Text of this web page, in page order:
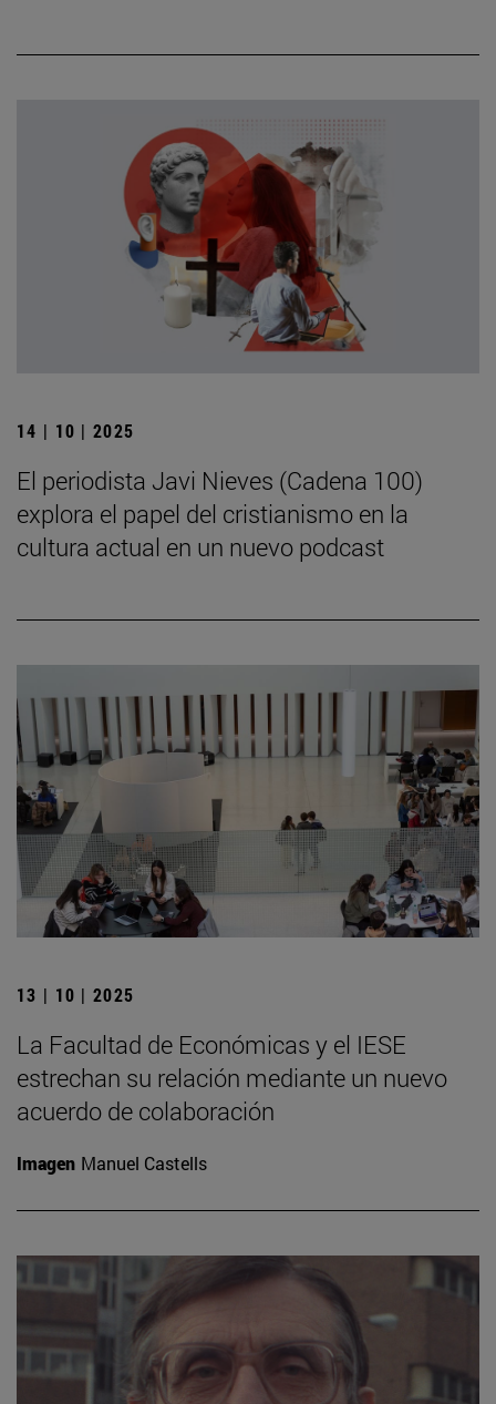
14 | 10 | 2025
El periodista Javi Nieves (Cadena 100)
explora el papel del cristianismo en la
cultura actual en un nuevo podcast
13 | 10 | 2025
La Facultad de Económicas y el IESE
estrechan su relación mediante un nuevo
acuerdo de colaboración
Imagen Manuel Castells